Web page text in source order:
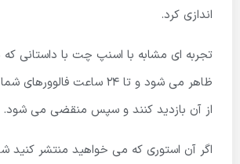
اندازی کرد.
تجربه ای مشابه با اسنپ چت با داستانی که
ظاهر می شود و تا 24 ساعت
از آن بازدید کنند و سپس منقضی می شود.
اگر آن استوری که می خواهید منتشر